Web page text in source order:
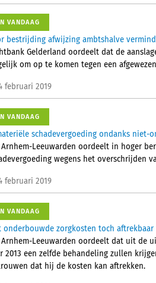
VANDAAG
bestrijding afwijzing ambtshalve
Gelderland oordeelt dat de
om op te komen tegen een
februari 2019
VANDAAG
schadevergoeding ondanks
Arnhem-Leeuwarden oordeelt in hoger
wegens het overschrijden
februari 2019
VANDAAG
onderbouwde zorgkosten toch
Arnhem-Leeuwarden oordeelt dat uit de
2013 een zelfde behandeling zullen
dat hij de kosten kan aftrekken.